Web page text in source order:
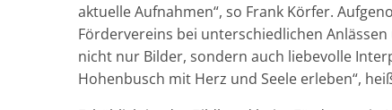
aktuelle Aufnahmen“, so Frank Körfer.
Fördervereins bei unterschiedlichen
nicht nur Bilder, sondern auch liebevolle
Hohenbusch mit Herz und Seele erleben“,